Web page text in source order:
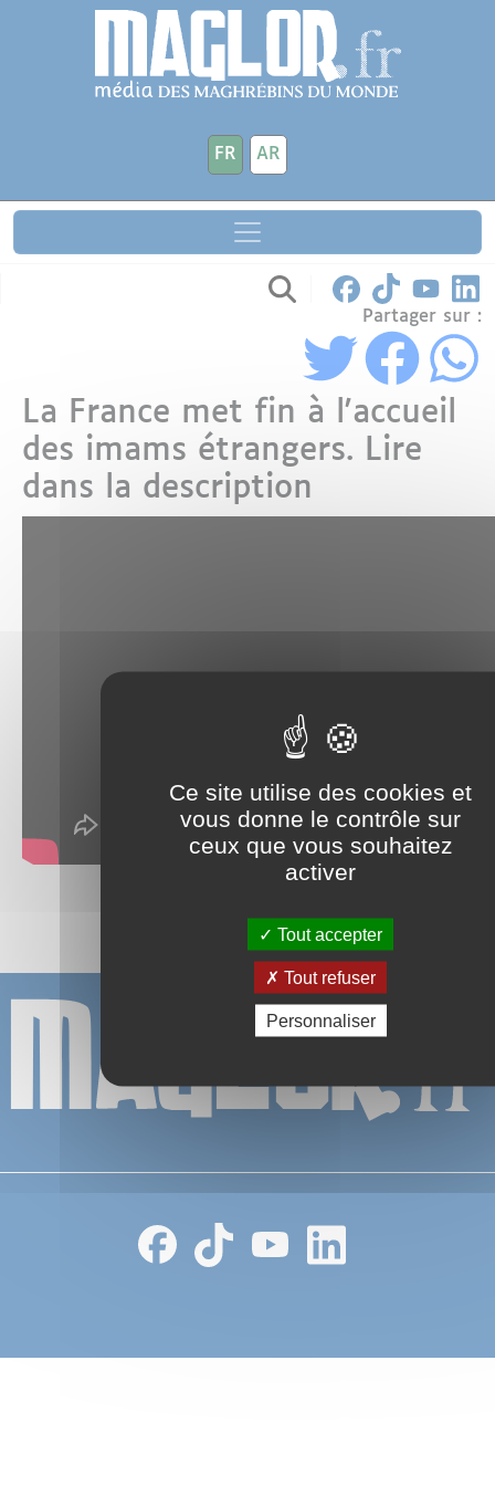
Aller au contenu principal
FR AR
Partager sur :
La France met fin à l'accueil
des imams étrangers. Lire
dans la description
Panneau de gestion des cookies
Ce site utilise des cookies et
vous donne le contrôle sur
ceux que vous souhaitez
activer
Tout accepter
Tout refuser
Personnaliser